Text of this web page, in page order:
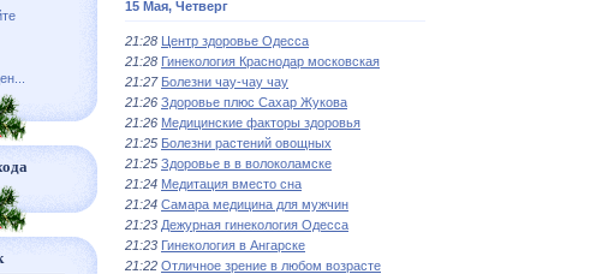
15 Мая, Четверг
21:28 Центр здоровье Одесса
21:28 Гинекология Краснодар московская
21:27 Болезни чау-чау чау
21:26 Здоровье плюс Сахар Жукова
21:26 Медицинские факторы здоровья
21:25 Болезни растений овощных
21:25 Здоровье в в волоколамске
21:24 Медитация вместо сна
21:24 Самара медицина для мужчин
21:23 Дежурная гинекология Одесса
21:23 Гинекология в Ангарске
21:22 Отличное зрение в любом возрасте